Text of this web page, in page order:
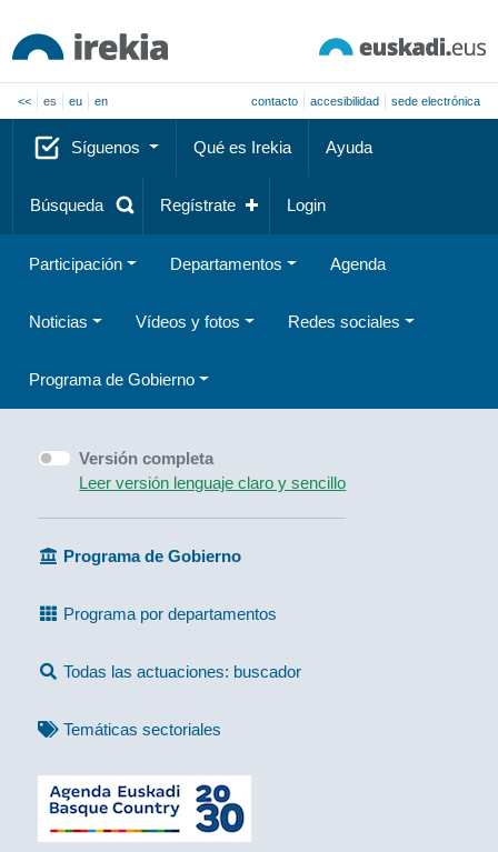
<< es eu en contacto accesibilidad sede electrónica
Síguenos Qué es Irekia Ayuda
Búsqueda Regístrate Login
Participación Departamentos Agenda
Noticias Vídeos y fotos Redes sociales
Programa de Gobierno
Versión completa
Leer versión lenguaje claro y sencillo
Programa de Gobierno
Programa por departamentos
Todas las actuaciones: buscador
Temáticas sectoriales